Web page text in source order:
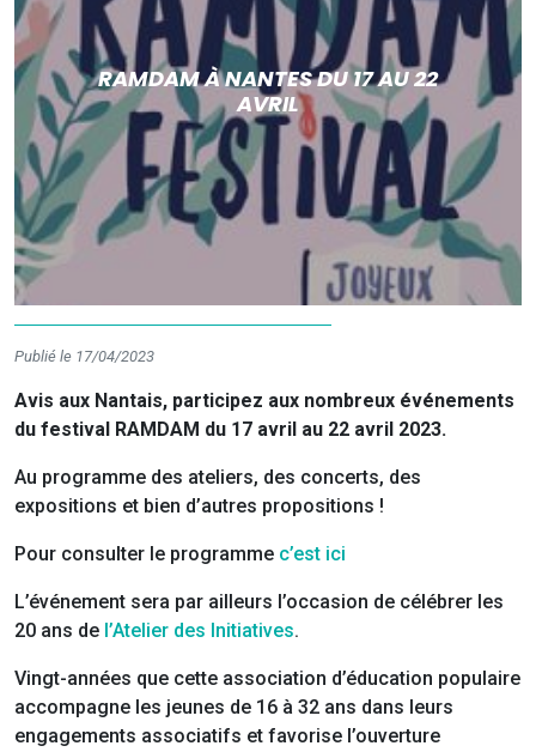
RAMDAM À NANTES DU 17 AU 22
AVRIL
Publié le 17/04/2023
Avis aux Nantais, participez aux nombreux événements
du festival RAMDAM du 17 avril au 22 avril 2023.
Au programme des ateliers, des concerts, des
expositions et bien d’autres propositions !
Pour consulter le programme c’est ici
L’événement sera par ailleurs l’occasion de célébrer les
20 ans de l’Atelier des Initiatives.
Vingt-années que cette association d’éducation populaire
accompagne les jeunes de 16 à 32 ans dans leurs
engagements associatifs et favorise l’ouverture